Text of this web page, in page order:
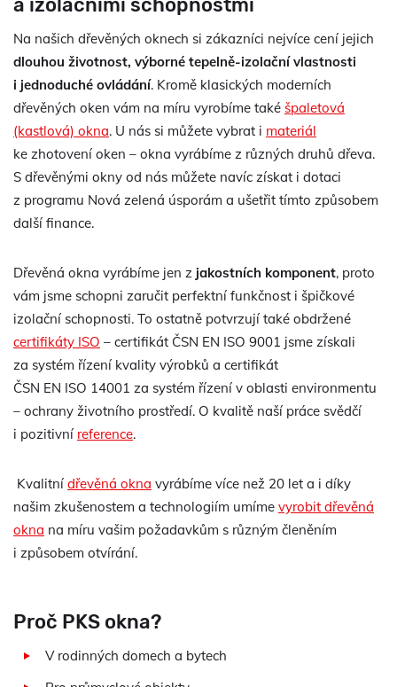
a izolačními schopnostmi
Na našich dřevěných oknech si zákazníci nejvíce cení jejich
dlouhou životnost, výborné tepelně-izolační vlastnosti
i jednoduché ovládání. Kromě klasických moderních
dřevěných oken vám na míru vyrobíme také špaletová
(kastlová) okna. U nás si můžete vybrat i materiál
ke zhotovení oken – okna vyrábíme z různých druhů dřeva.
S dřevěnými okny od nás můžete navíc získat i dotaci
z programu Nová zelená úsporám a ušetřit tímto způsobem
další finance.
Dřevěná okna vyrábíme jen z jakostních komponent, proto
vám jsme schopni zaručit perfektní funkčnost i špičkové
izolační schopnosti. To ostatně potvrzují také obdržené
certifikáty ISO – certifikát ČSN EN ISO 9001 jsme získali
za systém řízení kvality výrobků a certifikát
ČSN EN ISO 14001 za systém řízení v oblasti environmentu
– ochrany životního prostředí. O kvalitě naší práce svědčí
i pozitivní reference.
Kvalitní dřevěná okna vyrábíme více než 20 let a i díky
našim zkušenostem a technologiím umíme vyrobit dřevěná
okna na míru vašim požadavkům s různým členěním
i způsobem otvírání.
Proč PKS okna?
V rodinných domech a bytech